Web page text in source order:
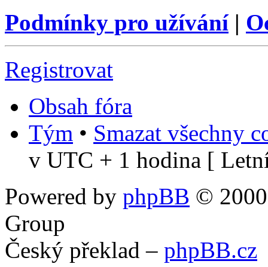
Podmínky pro užívání|
Registrovat
Obsah fóra
Tým • Smazat všechny
v UTC + 1 hodina [
Powered by phpBB ©
Group
Český překlad – phpBB.cz